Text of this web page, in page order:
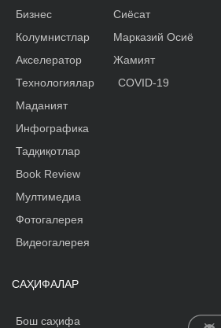
Бизнес
Колумнистлар
Акселератор
Сиёсат
Марказий Осиё
Жамият
Технологиялар
Маданият
Инфографика
Тадқиқотлар
Book Review
Мултимедиа
Фотогалерея
Видеогалерея
COVID-19
САҲИФАЛАР
Бош саҳифа